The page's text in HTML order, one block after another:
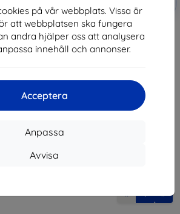
på vår webbplats. Vissa är
att webbplatsen ska fungera
andra hjälper oss att analysera
innehåll och annonser.
Acceptera
Anpassa
Avvisa
Oppo
kupong
3MK FlexibleGlass Max Oppo
A16/A16s black
207 kr
I lager 2 st
« 1 »